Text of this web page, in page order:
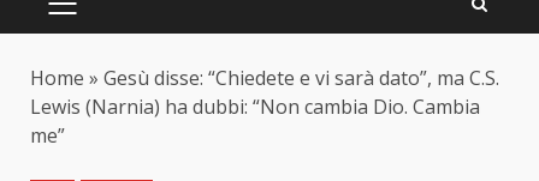
PRIMARY
Home » Gesù disse: “Chiedete e vi sarà dato”, ma C.S.
Lewis (Narnia) ha dubbi: “Non cambia Dio. Cambia
me”